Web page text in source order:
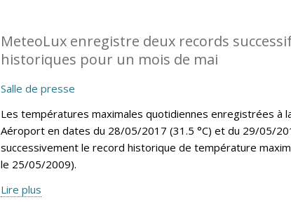
MeteoLux enregistre deux records
historiques pour un mois de mai
Salle de presse
Les températures maximales quotidiennes enregistrées à
Aéroport en dates du 28/05/2017 (31.5 °C) et du 29/05/
successivement le record historique de température
le 25/05/2009).
Lire plus